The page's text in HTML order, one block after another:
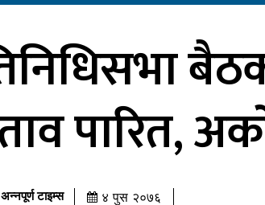
पारित,
अन्नपूर्ण टाइम्स ४ पुस २०७६